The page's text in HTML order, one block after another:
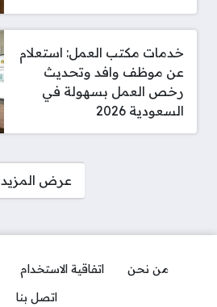
خدمات مكتب العمل: استعلام
عن موظف وافد وتحديث
رخص العمل بسهولة في
السعودية 2026
عرض المزيد
من نحن اتفاقية الاستخدام
اتصل بنا